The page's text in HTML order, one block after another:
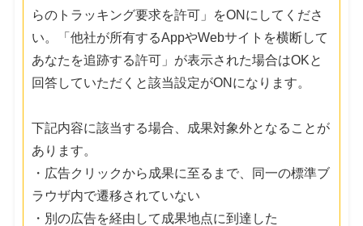
らのトラッキング要求を許可」をONにしてくださ
い。「他社が所有するAppやWebサイトを横断して
あなたを追跡する許可」が表示された場合はOKと
回答していただくと該当設定がONになります。
下記内容に該当する場合、成果対象外となることが
あります。
・広告クリックから成果に至るまで、同一の標準ブ
ラウザ内で遷移されていない
・別の広告を経由して成果地点に到達した